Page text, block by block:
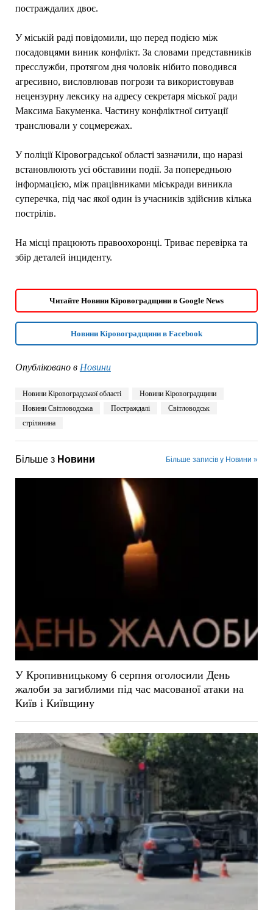
постраждалих двоє.
У міській раді повідомили, що перед подією між
посадовцями виник конфлікт. За словами представників
пресслужби, протягом дня чоловік нібито поводився
агресивно, висловлював погрози та використовував
нецензурну лексику на адресу секретаря міської ради
Максима Бакуменка. Частину конфліктної ситуації
транслювали у соцмережах.
У поліції Кіровоградської області зазначили, що наразі
встановлюють усі обставини події. За попередньою
інформацією, між працівниками міськради виникла
суперечка, під час якої один із учасників здійснив кілька
пострілів.
На місці працюють правоохоронці. Триває перевірка та
збір деталей інциденту.
Читайте Новини Кіровоградщини в Google News
Новини Кіровоградщини в Facebook
Опубліковано в Новини
Новини Кіровоградської області
Новини Кіровоградщини
Новини Світловодська
Постраждалі
Світловодськ
стрілянина
Більше з Новини Більше записів у Новини »
У Кропивницькому 6 серпня оголосили День
жалоби за загиблими під час масованої атаки на
Київ і Київщину